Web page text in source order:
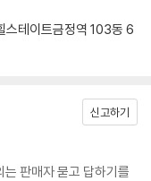
스테이트금정역 103동 6
신고하기
판매자 묻고 답하기를